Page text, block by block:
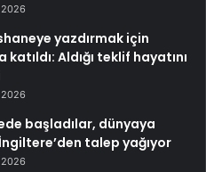
yazdırmak için
katıldı: Aldığı teklif hayatını
başladılar, dünyaya
talep yağıyor